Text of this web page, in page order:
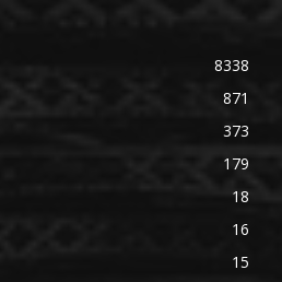
8338
871
373
179
18
16
15